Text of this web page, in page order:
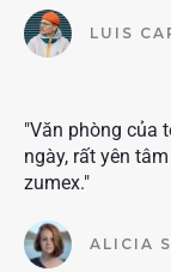
LUIS
"Văn phòng của
ngày, rất yên
zumex."
ALICIA